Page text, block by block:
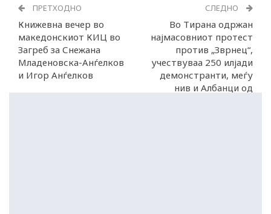
ПРЕТХОДНО
Книжевна вечер во
македонскиот КИЦ во
Загреб за Снежана
Младеновска-Анѓелков
и Игор Анѓелков
СЛЕДНО
Во Тирана одржан
најмасовниот протест
против „Зврнец“,
учествуваа 250 илјади
демонстранти, меѓу
нив и Албанци од